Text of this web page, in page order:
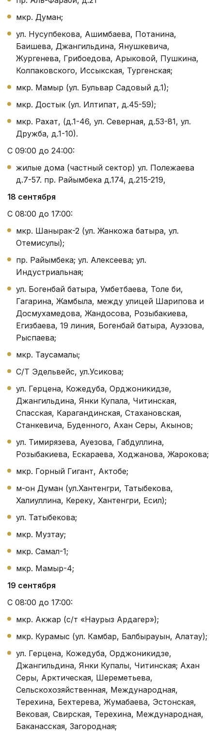
мкр. Думан;
ул. Нусупбекова, Ашимбаева, Потанина,
Баишева, Джангильдина, Янушкевича,
Жургенева, Грибоедова, Арыковой, Пушкина,
Колпаковского, Иссыкская, Тургенская;
мкр. Мамыр (ул. Бульвар Садовый д.1);
мкр. Достык (ул. Илтипат, д.45-59);
мкр. Рахат, (д.1-46, ул. Северная, д.53-81, ул.
Дружба, д.1-10).
С 09:00 до 24:00:
жилые дома (частный сектор) ул. Полежаева
д.7-57. пр. Райымбека д.174, д.215-219,
18 сентября
С 08:00 до 17:00:
мкр. Шанырак-2 (ул. Жанкожа батыра, ул.
Отемисулы);
пр. Райымбека; ул. Алексеева; ул.
Индустриальная;
ул. Богенбай батыра, Умбетбаева, Толе би,
Гагарина, Жамбыла, между улицей Шарипова и
Досмухамедова, Жандосова, Розыбакиева,
Егизбаева, 19 линия, Богенбай батыра, Ауэзова,
Рыспаева;
мкр. Таусамалы;
С/Т Эдельвейс, ул.Усикова;
ул. Герцена, Кожедуба, Орджоникидзе,
Джангильдина, Янки Купала, Читинская,
Спасская, Карагандинская, Стахановская,
Станкевича, Буденного, Ахан Серы, Акынов;
ул. Тимирязева, Ауезова, Габдуллина,
Розыбакиева, Ескараева, Ходжанова, Жарокова;
мкр. Горный Гигант, Актобе;
м-он Думан (ул.Хантенгри, Татыбекова,
Халиуллина, Кереку, Хантенгри, Есил);
ул. Татыбекова;
мкр. Музтау;
мкр. Самал-1;
мкр. Мамыр-4;
19 сентября
С 08:00 до 17:00:
мкр. Акжар (с/т «Наурыз Ардагер»);
мкр. Курамыс (ул. Камбар, Балбырауын, Алатау);
ул. Герцена, Кожедуба, Орджоникидзе,
Джангильдина, Янки Купалы, Читинская; Ахан
Серы, Арктическая, Шереметьева,
Сельскохозяйственная, Международная,
Терехина, Бехтерева, Жумабаева, Эстонская,
Вековая, Свирская, Терехина, Международная,
Баканасская, Загородная;